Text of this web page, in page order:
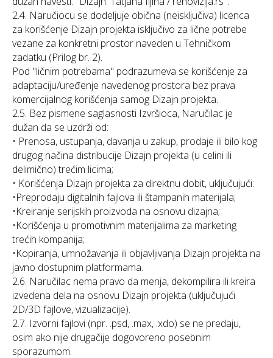
2.4. Naručiocu se dodeljuje obična (neisključiva) licenca
za korišćenje Dizajn projekta isključivo za lične potrebe
vezane za konkretni prostor naveden u Tehničkom
zadatku (Prilog br. 2).
Pod "ličnim potrebama" podrazumeva se korišćenje za
adaptaciju/uređenje navedenog prostora bez prava
komercijalnog korišćenja samog Dizajn projekta.
2.5. Bez pismene saglasnosti Izvršioca, Naručilac je
dužan da se uzdrži od:
• Prenosa, ustupanja, davanja u zakup, prodaje ili bilo kog
drugog načina distribucije Dizajn projekta (u celini ili
delimično) trećim licima;
• Korišćenja Dizajn projekta za direktnu dobit, uključujući:
•Preprodaju digitalnih fajlova ili štampanih materijala;
•Kreiranje serijskih proizvoda na osnovu dizajna;
•Korišćenja u promotivnim materijalima za marketing
trećih kompanija;
•Kopiranja, umnožavanja ili objavljivanja Dizajn projekta na
javno dostupnim platformama.
2.6. Naručilac nema pravo da menja, dekompilira ili kreira
izvedena dela na osnovu Dizajn projekta (uključujući
2D/3D fajlove, vizualizacije).
2.7. Izvorni fajlovi (npr. .psd, .max, .xdo) se ne predaju,
osim ako nije drugačije dogovoreno posebnim
sporazumom.